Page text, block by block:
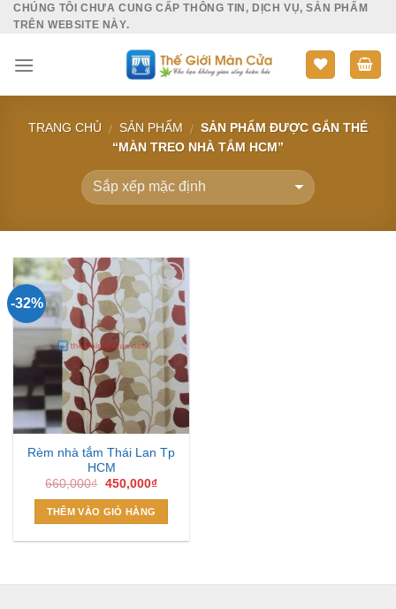
SkipCHÚNG TÔI CHƯA CUNG CẤP THÔNG TIN, DỊCH VỤ, SẢN PHẨM
TRÊN WEBSITE NÀY.
TRANG CHỦ / SẢN PHẨM / SẢN PHẨM ĐƯỢC GẮN THẺ
“MÀN TREO NHÀ TẮM HCM”
-32%
Add to
Wishlist
Rèm nhà tắm Thái Lan Tp
HCM
660,000₫ Giá
là:
660,000₫.
450,000₫Giá
THÊM VÀO GIỎ HÀNG